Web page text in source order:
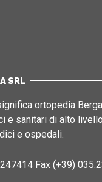
SRL
ortopedia
e sanitari di alto
e ospedali.
Fax (+39)